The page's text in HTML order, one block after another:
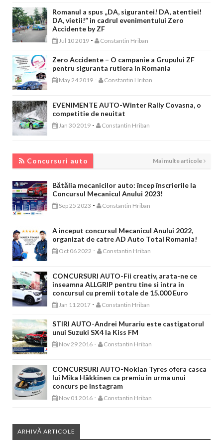
Romanul a spus „DA, sigurantei! DA, atentiei!
DA, vietii!” in cadrul evenimentului Zero
Accidente by ZF
Jul 10 2019 - Constantin Hriban
Zero Accidente – O campanie a Grupului ZF
pentru siguranta rutiera in Romania
May 24 2019 - Constantin Hriban
EVENIMENTE AUTO-Winter Rally Covasna, o
competitie de neuitat
Jan 30 2019 - Constantin Hriban
Concursuri auto Mai multe articole
Bătălia mecanicilor auto: încep înscrierile la
Concursul Mecanicul Anului 2023!
Sep 25 2023 - Constantin Hriban
A inceput concursul Mecanicul Anului 2022,
organizat de catre AD Auto Total Romania!
Oct 06 2022 - Constantin Hriban
CONCURSURI AUTO-Fii creativ, arata-ne ce
inseamna ALLGRIP pentru tine si intra in
concursul cu premii totale de 15.000 Euro
Jan 11 2017 - Constantin Hriban
STIRI AUTO-Andrei Murariu este castigatorul
unui Suzuki SX4 la Kiss FM
Nov 29 2016 - Constantin Hriban
CONCURSURI AUTO-Nokian Tyres ofera casca
lui Mika Häkkinen ca premiu in urma unui
concurs pe Instagram
Nov 01 2016 - Constantin Hriban
ARHIVĂ ARTICOLE